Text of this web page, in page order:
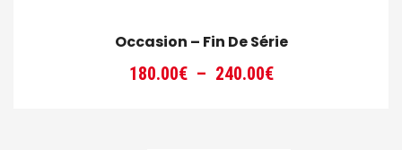
Occasion – Fin De Série
180.00€ – 240.00€Plage